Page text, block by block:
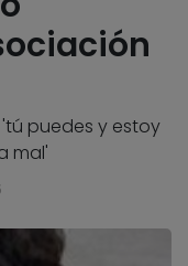
puedes y estoy
mal'